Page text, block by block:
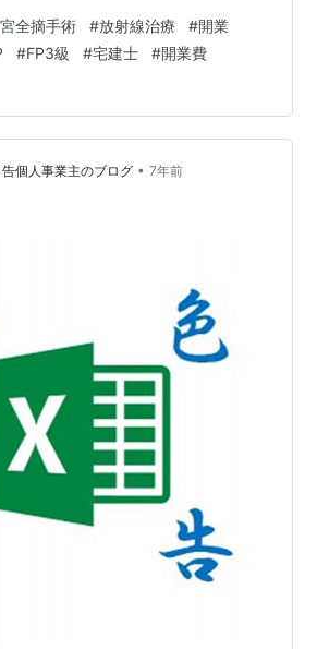
昨年の2月くらいの記事を見て頂け
いくつかの事情が重なったきっかけ
番重要だったのは3月と6月に行った
術でした。 そして摘出した子宮から
嫁さんと紹介されたがんセンターへ
っている…
全摘手術 #放射線治療 #開業
#FP3級 #宅建士 #開業費
個人事業主のブログ • 7年前